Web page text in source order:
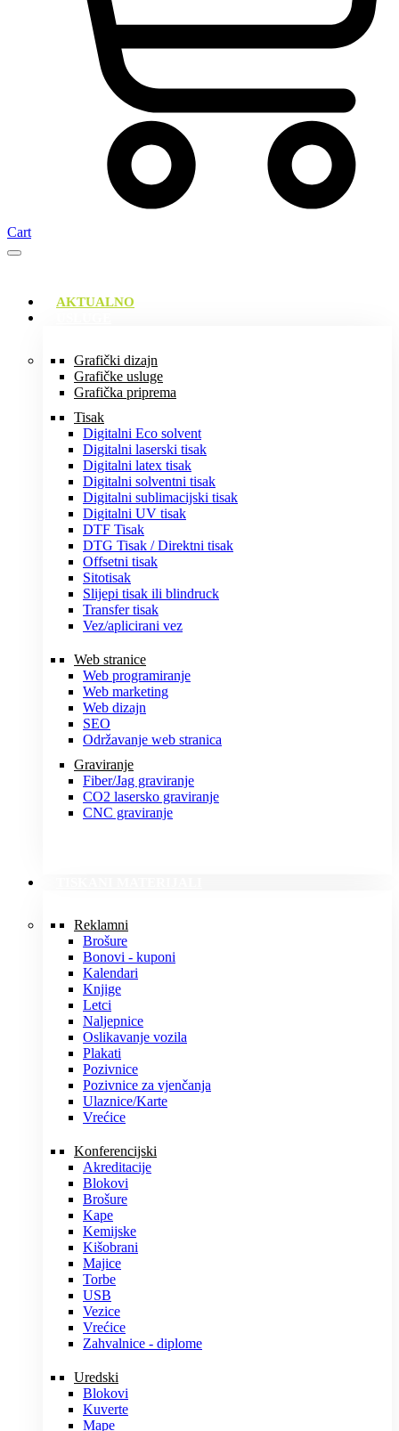
Cart
AKTUALNO
Grafički dizajn
Grafičke usluge
Grafička priprema
Tisak
Digitalni Eco solvent
Digitalni laserski tisak
Digitalni latex tisak
Digitalni solventni tisak
Digitalni sublimacijski tisak
Digitalni UV tisak
DTF Tisak
DTG Tisak / Direktni tisak
Offsetni tisak
Sitotisak
Slijepi tisak ili blindruck
Transfer tisak
Vez/aplicirani vez
Web stranice
Web programiranje
Web marketing
Web dizajn
SEO
Održavanje web stranica
Graviranje
Fiber/Jag graviranje
CO2 lasersko graviranje
CNC graviranje
Reklamni
Brošure
Bonovi - kuponi
Kalendari
Knjige
Letci
Naljepnice
Oslikavanje vozila
Plakati
Pozivnice
Pozivnice za vjenčanja
Ulaznice/Karte
Vrećice
Konferencijski
Akreditacije
Blokovi
Brošure
Kape
Kemijske
Kišobrani
Majice
Torbe
USB
Vezice
Vrećice
Zahvalnice - diplome
Uredski
Blokovi
Kuverte
Mape